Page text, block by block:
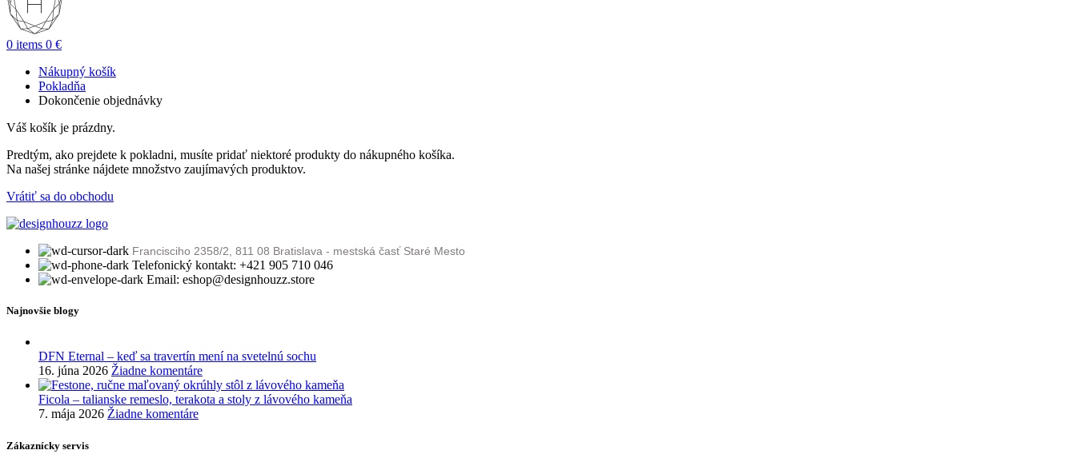
0 items 0 €
Nákupný košík
Pokladňa
Dokončenie objednávky
Váš košík je prázdny.
Predtým, ako prejdete k pokladni, musíte pridať niektoré produkty do nákupného košíka.
Na našej stránke nájdete množstvo zaujímavých produktov.
Vrátiť sa do obchodu
Francisciho 2358/2, 811 08 Bratislava - mestská časť Staré Mesto
Telefonický kontakt: +421 905 710 046
Email: eshop@designhouzz.store
Najnovšie blogy
DFN Eternal – keď sa travertín mení na svetelnú sochu
16. júna 2026 Žiadne komentáre
Ficola – talianske remeslo, terakota a stoly z lávového kameňa
7. mája 2026 Žiadne komentáre
Zákaznícky servis